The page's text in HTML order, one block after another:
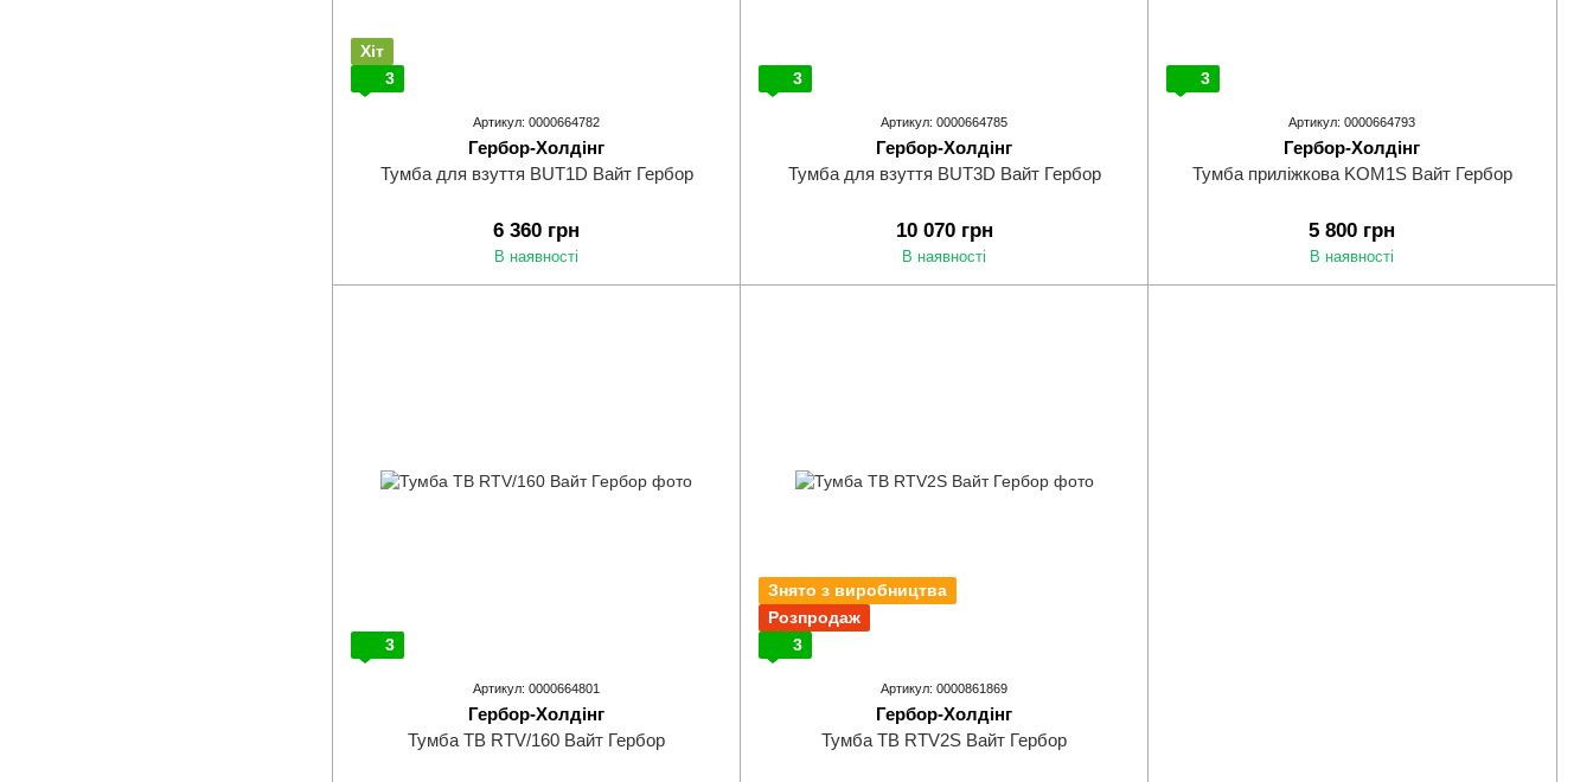
Хіт
3
Артикул: 0000664782
Гербор-Холдінг
Тумба для взуття BUT1D Вайт Гербор
6 360 грн
В наявності
3
Артикул: 0000664785
Гербор-Холдінг
Тумба для взуття BUT3D Вайт Гербор
10 070 грн
В наявності
3
Артикул: 0000664793
Гербор-Холдінг
Тумба приліжкова KOM1S Вайт Гербор
5 800 грн
В наявності
3
Артикул: 0000664801
Гербор-Холдінг
Тумба ТВ RTV/160 Вайт Гербор
Знято з виробництва
Розпродаж
3
Артикул: 0000861869
Гербор-Холдінг
Тумба ТВ RTV2S Вайт Гербор